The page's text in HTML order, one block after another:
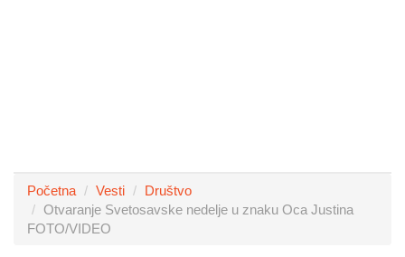
Početna Vesti
Društvo
Otvaranje Svetosavske nedelje u znaku Oca Justina
FOTO/VIDEO